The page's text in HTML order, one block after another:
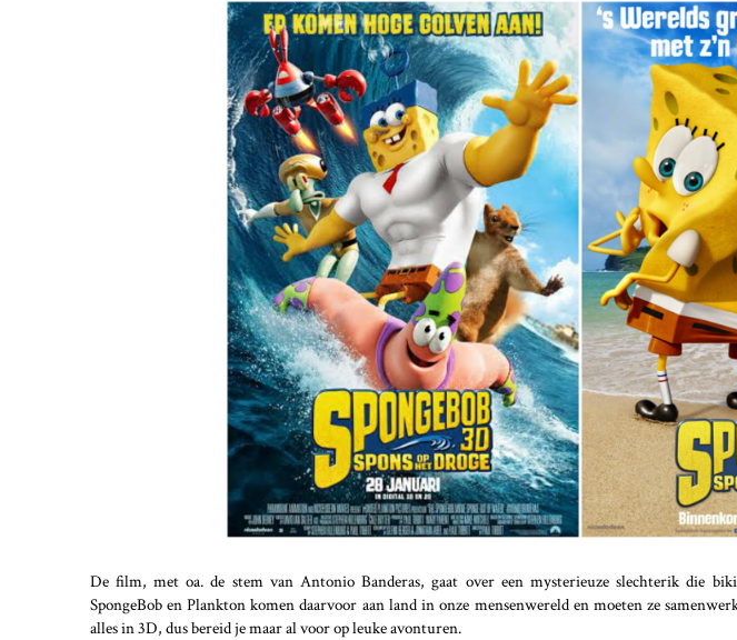
De film, met oa. de stem van Antonio Banderas, gaat over een mysterieuze slechterik die
SpongeBob en Plankton komen daarvoor aan land in onze mensenwereld en moeten ze
alles in 3D, dus bereid je maar al voor op leuke avonturen.